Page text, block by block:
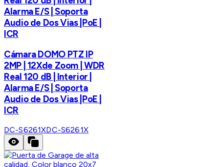
Alarma E/S | Soporta
Audio de Dos Vias |PoE |
ICR
Cámara DOMO PTZ IP
2MP | 12Xde Zoom | WDR
Real 120 dB | Interior |
Alarma E/S | Soporta
Audio de Dos Vias |PoE |
ICR
DC-S6261XDC-S6261X